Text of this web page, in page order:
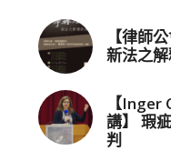
【律師
新法之
【Inger
講】 瑕
判